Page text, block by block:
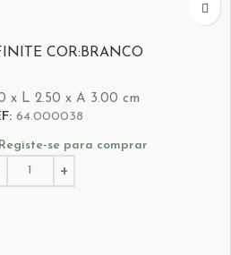
COR:BRANCO
x L 2.50 x A 3.00 cm
64.000038
se para comprar